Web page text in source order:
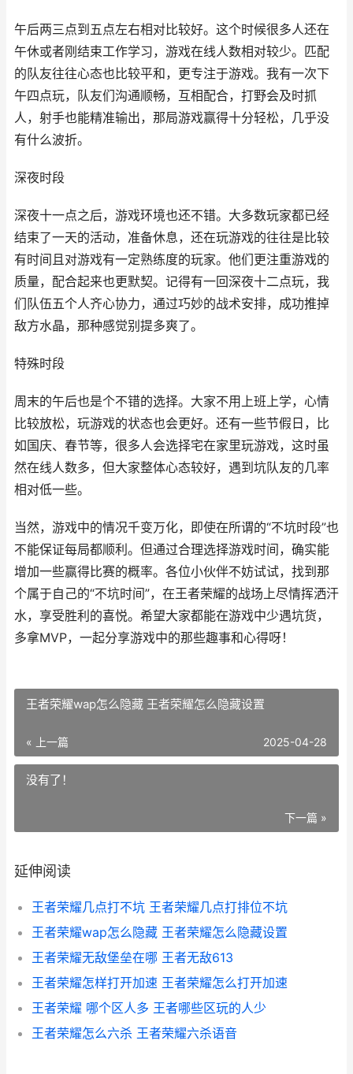
午后两三点到五点左右相对比较好。这个时候很多人还在
午休或者刚结束工作学习，游戏在线人数相对较少。匹配
的队友往往心态也比较平和，更专注于游戏。我有一次下
午四点玩，队友们沟通顺畅，互相配合，打野会及时抓
人，射手也能精准输出，那局游戏赢得十分轻松，几乎没
有什么波折。
深夜时段
深夜十一点之后，游戏环境也还不错。大多数玩家都已经
结束了一天的活动，准备休息，还在玩游戏的往往是比较
有时间且对游戏有一定熟练度的玩家。他们更注重游戏的
质量，配合起来也更默契。记得有一回深夜十二点玩，我
们队伍五个人齐心协力，通过巧妙的战术安排，成功推掉
敌方水晶，那种感觉别提多爽了。
特殊时段
周末的午后也是个不错的选择。大家不用上班上学，心情
比较放松，玩游戏的状态也会更好。还有一些节假日，比
如国庆、春节等，很多人会选择宅在家里玩游戏，这时虽
然在线人数多，但大家整体心态较好，遇到坑队友的几率
相对低一些。
当然，游戏中的情况千变万化，即使在所谓的“不坑时段”也
不能保证每局都顺利。但通过合理选择游戏时间，确实能
增加一些赢得比赛的概率。各位小伙伴不妨试试，找到那
个属于自己的“不坑时间”，在王者荣耀的战场上尽情挥洒汗
水，享受胜利的喜悦。希望大家都能在游戏中少遇坑货，
多拿MVP，一起分享游戏中的那些趣事和心得呀！
王者荣耀wap怎么隐藏 王者荣耀怎么隐藏设置
« 上一篇 2025-04-28
没有了！
下一篇 »
延伸阅读
王者荣耀几点打不坑 王者荣耀几点打排位不坑
王者荣耀wap怎么隐藏 王者荣耀怎么隐藏设置
王者荣耀无敌堡垒在哪 王者无敌613
王者荣耀怎样打开加速 王者荣耀怎么打开加速
王者荣耀 哪个区人多 王者哪些区玩的人少
王者荣耀怎么六杀 王者荣耀六杀语音